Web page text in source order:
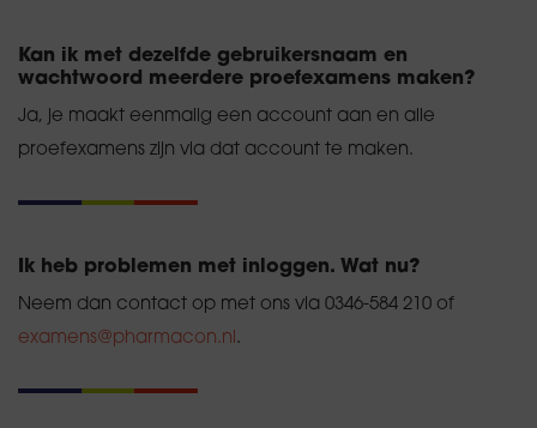
Kan ik met dezelfde gebruikersnaam en
wachtwoord meerdere proefexamens maken?
Ja, je maakt eenmalig een account aan en alle
proefexamens zijn via dat account te maken.
Ik heb problemen met inloggen. Wat nu?
Neem dan contact op met ons via 0346-584 210 of
examens@pharmacon.nl.